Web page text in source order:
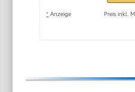
* Anzeige Preis inkl.